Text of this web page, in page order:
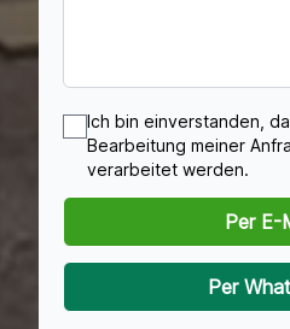
Ich bin einverstanden,
Bearbeitung meiner
verarbeitet werden.
Per E-
Per